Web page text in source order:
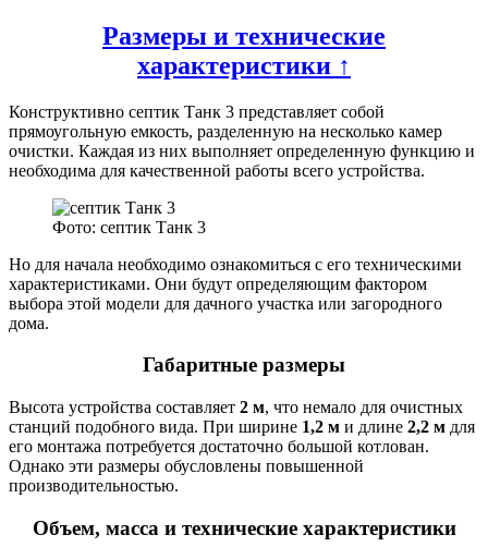
Размеры и технические
характеристики ↑
Конструктивно септик Танк 3 представляет собой
прямоугольную емкость, разделенную на несколько камер
очистки. Каждая из них выполняет определенную функцию и
необходима для качественной работы всего устройства.
Фото: септик Танк 3
Но для начала необходимо ознакомиться с его техническими
характеристиками. Они будут определяющим фактором
выбора этой модели для дачного участка или загородного
дома.
Габаритные размеры
Высота устройства составляет 2 м, что немало для очистных
станций подобного вида. При ширине 1,2 м и длине 2,2 м для
его монтажа потребуется достаточно большой котлован.
Однако эти размеры обусловлены повышенной
производительностью.
Объем, масса и технические характеристики